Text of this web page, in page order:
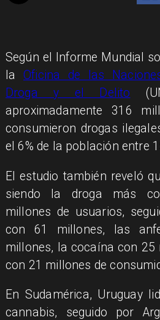
Según el Informe Mundial
la Oficina de las
Droga y el Delito
aproximadamente 316
consumieron drogas
el 6% de la población entre
El estudio también reveló
siendo la droga más
millones de usuarios,
con 61 millones, las
millones, la cocaína con 25
con 21 millones de
En Sudamérica, Uruguay
cannabis, seguido por